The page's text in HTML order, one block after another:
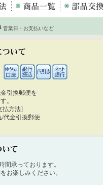
営業日・お支払いなど
引換郵便を
。
払方法]
代金引換郵便
間承っております。
お楽しみください。